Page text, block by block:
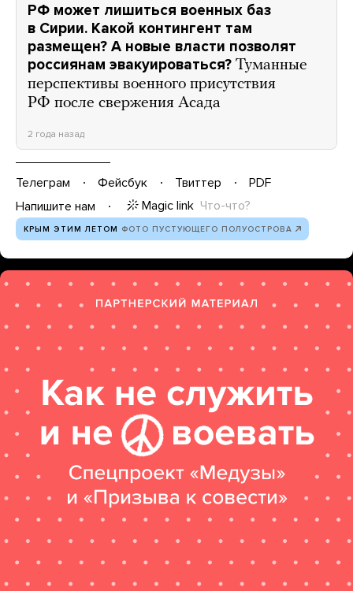
РФ может лишиться военных баз
в Сирии. Какой контингент там
размещен? А новые власти позволят
россиянам эвакуироваться? Туманные
перспективы военного присутствия
РФ после свержения Асада
2 года назад
Телеграм Фейсбук Твиттер
PDF
Напишите нам
Magic link Что-что?
КРЫМ ЭТИМ ЛЕТОМ ФОТО ПУСТУЮЩЕГО ПОЛУОСТРОВА